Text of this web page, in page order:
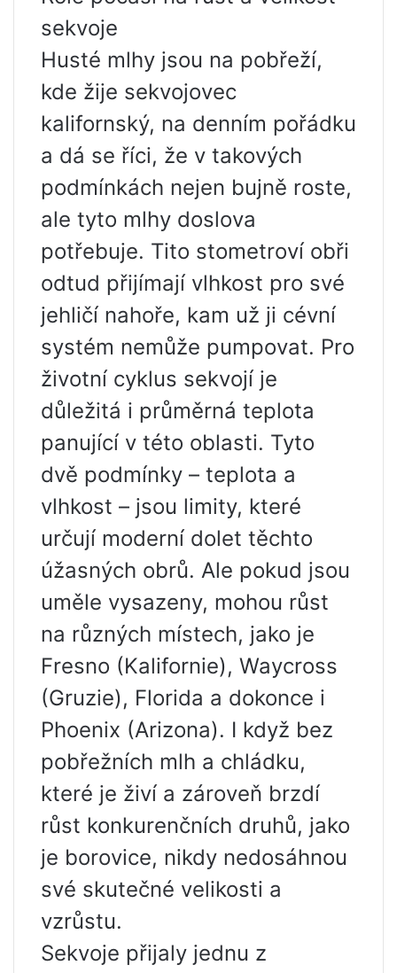
sekvoje
Husté mlhy jsou na pobřeží,
kde žije sekvojovec
kalifornský, na denním pořádku
a dá se říci, že v takových
podmínkách nejen bujně roste,
ale tyto mlhy doslova
potřebuje. Tito stometroví obři
odtud přijímají vlhkost pro své
jehličí nahoře, kam už ji cévní
systém nemůže pumpovat. Pro
životní cyklus sekvojí je
důležitá i průměrná teplota
panující v této oblasti. Tyto
dvě podmínky – teplota a
vlhkost – jsou limity, které
určují moderní dolet těchto
úžasných obrů. Ale pokud jsou
uměle vysazeny, mohou růst
na různých místech, jako je
Fresno (Kalifornie), Waycross
(Gruzie), Florida a dokonce i
Phoenix (Arizona). I když bez
pobřežních mlh a chládku,
které je živí a zároveň brzdí
růst konkurenčních druhů, jako
je borovice, nikdy nedosáhnou
své skutečné velikosti a
vzrůstu.
Sekvoje přijaly jednu z